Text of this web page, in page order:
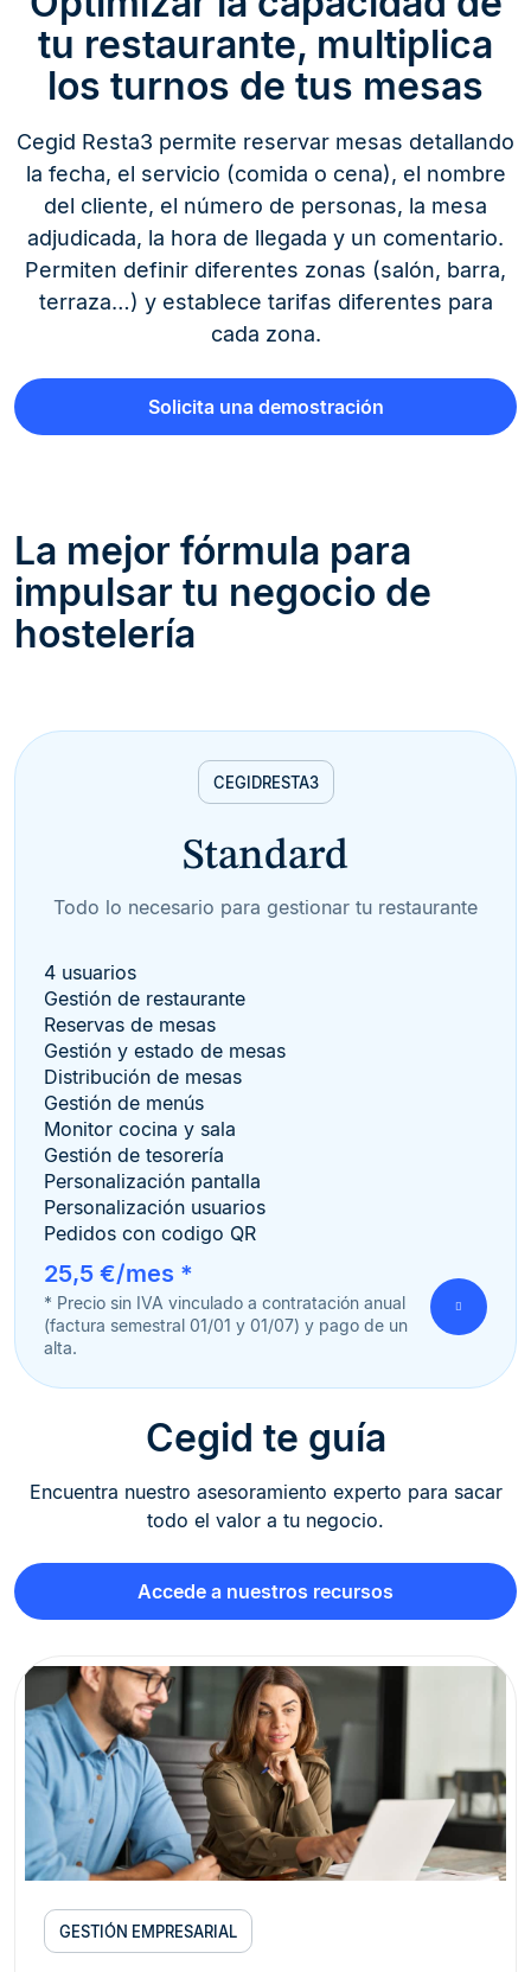
tu restaurante, multiplica
los turnos de tus mesas
Cegid Resta3 permite reservar mesas detallando
la fecha, el servicio (comida o cena), el nombre
del cliente, el número de personas, la mesa
adjudicada, la hora de llegada y un comentario.
Permiten definir diferentes zonas (salón, barra,
terraza…) y establece tarifas diferentes para
cada zona.
Solicita una demostración
La mejor fórmula para
impulsar tu negocio de
hostelería
CEGIDRESTA3
Standard
Todo lo necesario para gestionar tu restaurante
4 usuarios
Gestión de restaurante
Reservas de mesas
Gestión y estado de mesas
Distribución de mesas
Gestión de menús
Monitor cocina y sala
Gestión de tesorería
Personalización pantalla
Personalización usuarios
Pedidos con codigo QR
25,5 €/mes *
* Precio sin IVA vinculado a contratación anual
(factura semestral 01/01 y 01/07) y pago de un
alta.
Cegid te guía
Encuentra nuestro asesoramiento experto para sacar
todo el valor a tu negocio.
Accede a nuestros recursos
GESTIÓN EMPRESARIAL